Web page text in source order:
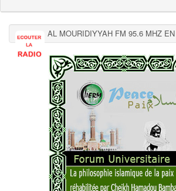
AL MOURIDIYYAH FM 95.6 MHZ